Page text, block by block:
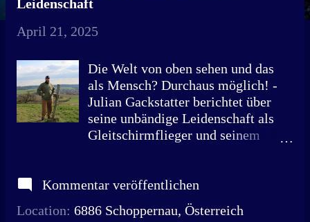
Leidenschaft
April 21, 2025
Die Welt von oben sehen und das
als Mensch? Durchaus möglich! -
Julian Gackstatter berichtet über
seine unbändige Leidenschaft als
Gleitschirmflieger und seinem
Diedamskopf. Bild: Julian
Gackstatter auf dem Beeghof in
Satteldorf, Baden-Württemberg Ein
Kommentar veröffentlichen
Location: 6886 Schoppernau, Österreich